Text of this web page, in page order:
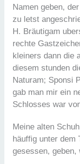
Namen geben,
zu letst
H. Bräutigam
rechte
kleiners dann die
diesem stunden
Naturam; Sponsi
gab man mir ein
Schlosses war
Meine alten
häuffig unter dem
gesessen, geben,